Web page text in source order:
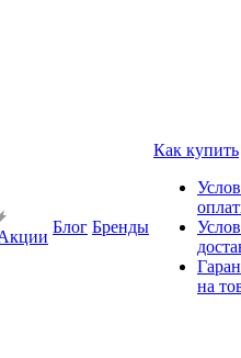
Блог Бренды
Как купить
на